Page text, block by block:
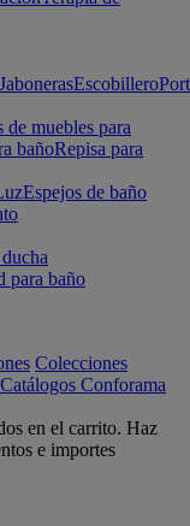
JabonerasEscobillero
de muebles para
bañoRepisa para
Espejos de baño
para baño
Colecciones
Catálogos Conforama
en el carrito. Haz
e importes